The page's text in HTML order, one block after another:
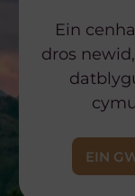
Ein
dros newid
EIN